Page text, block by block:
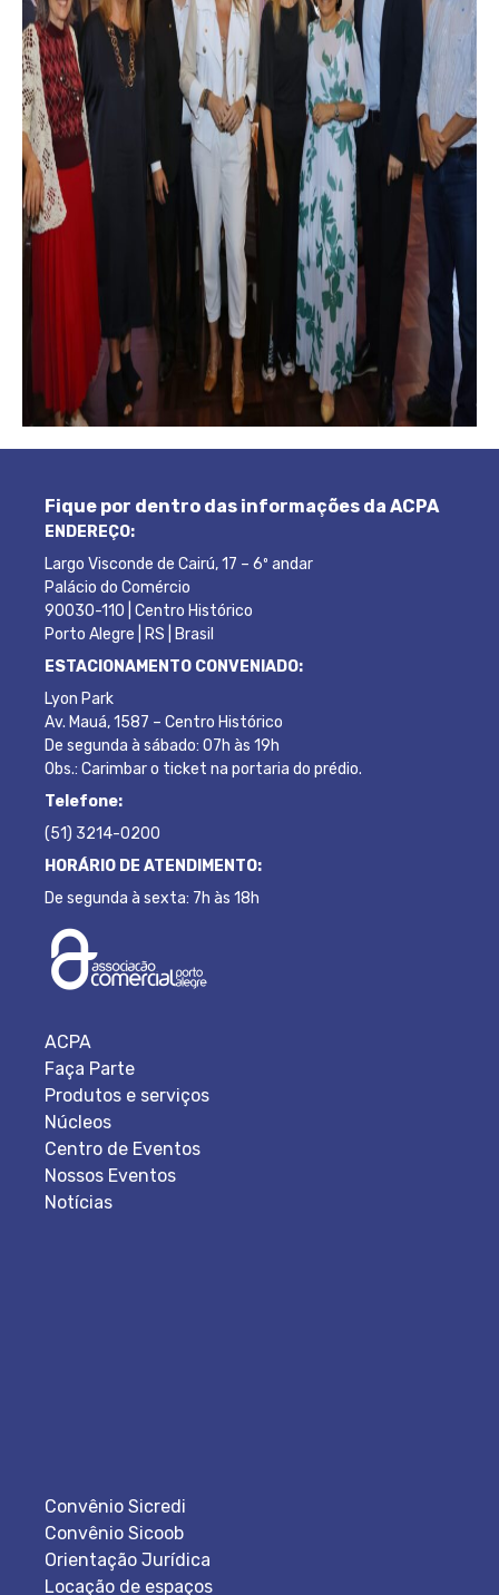
Fique por dentro das informações da ACPA
ENDEREÇO:
Largo Visconde de Cairú, 17 – 6º andar
Palácio do Comércio
90030-110 | Centro Histórico
Porto Alegre | RS | Brasil
ESTACIONAMENTO CONVENIADO:
Lyon Park
Av. Mauá, 1587 – Centro Histórico
De segunda à sábado: 07h às 19h
Obs.: Carimbar o ticket na portaria do prédio.
Telefone:
(51) 3214-0200
HORÁRIO DE ATENDIMENTO:
De segunda à sexta: 7h às 18h
ACPA
Faça Parte
Produtos e serviços
Núcleos
Centro de Eventos
Nossos Eventos
Notícias
Convênio Sicredi
Convênio Sicoob
Orientação Jurídica
Locação de espaços